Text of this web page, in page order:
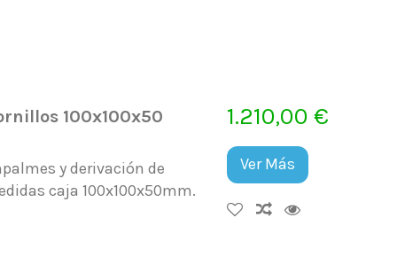
100x100x50
y derivación de
caja 100x100x50mm.
1.210,00 €
Ver Más